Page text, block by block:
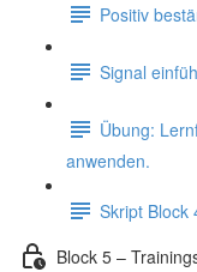
Positiv
Signal
Übung:
anwenden.
Skript Block
Block 5 –